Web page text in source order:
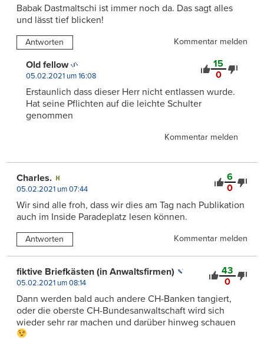
Babak Dastmaltschi ist immer noch da. Das sagt alles
und lässt tief blicken!
Antworten Kommentar melden
15
0
Old fellow
05.02.2021 um 16:08
Erstaunlich dass dieser Herr nicht entlassen wurde.
Hat seine Pflichten auf die leichte Schulter
genommen
Kommentar melden
6
0
Charles.
05.02.2021 um 07:44
Wir sind alle froh, dass wir dies am Tag nach Publikation
auch im Inside Paradeplatz lesen können.
Antworten Kommentar melden
43
0
fiktive Briefkästen (in Anwaltsfirmen)
05.02.2021 um 08:14
Dann werden bald auch andere CH-Banken tangiert,
oder die oberste CH-Bundesanwaltschaft wird sich
wieder sehr rar machen und darüber hinweg schauen